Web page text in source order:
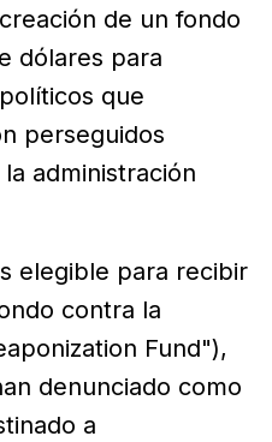
de un fondo
dólares para
que
perseguidos
administración
elegible para recibir
contra la
Fund"),
denunciado como
a